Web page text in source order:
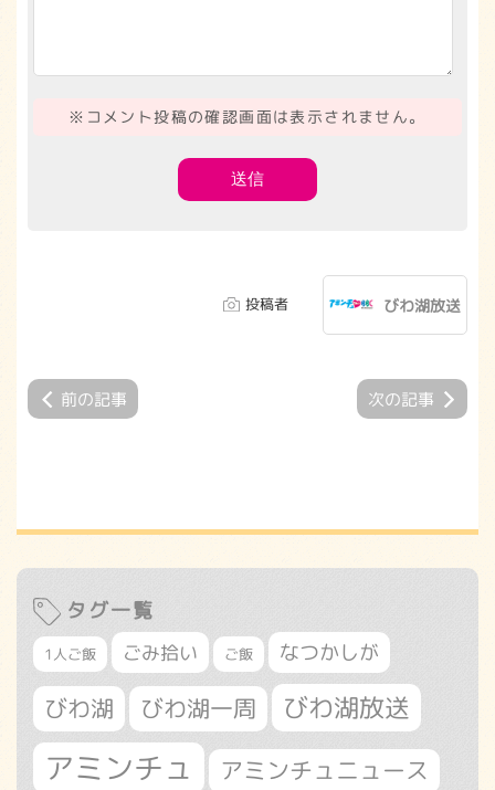
※コメント投稿の確認画面は表示されません。
投稿者 びわ湖放送
前の記事 次の記事
タグ一覧
1人ご飯 ごみ拾い ご飯 なつかしが
びわ湖 びわ湖一周 びわ湖放送
アミンチュ アミンチュニュース